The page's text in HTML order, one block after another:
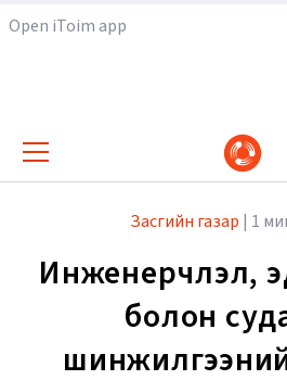
Open iToim app
Засгийн газар | 1
Инженерчлэл,
болон